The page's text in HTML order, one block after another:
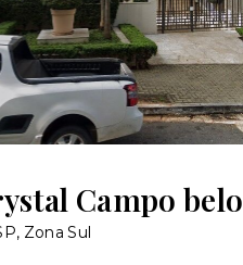
Campo belo
Zona Sul